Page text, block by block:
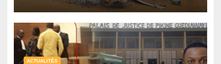
ACTUALITÉS